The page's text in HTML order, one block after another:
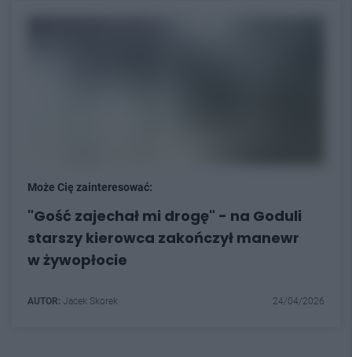
Może Cię zainteresować:
"Gość zajechał mi drogę" - na Goduli
starszy kierowca zakończył manewr
w żywopłocie
AUTOR: Jacek Skorek 24/04/2026